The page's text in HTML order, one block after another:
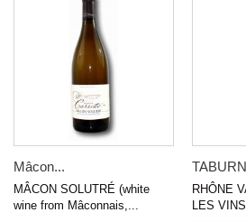
Mâcon...
MÂCON SOLUTRÉ (white
wine from Mâconnais,...
RHÔNE
LES